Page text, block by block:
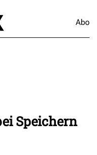
Abo
Speichern